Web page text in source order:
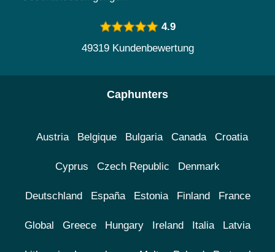
4.9
49319 Kundenbewertung
Caphunters
Austria Belgique Bulgaria Canada Croatia
Cyprus Czech Republic Denmark
Deutschland España Estonia Finland France
Global Greece Hungary Ireland Italia Latvia